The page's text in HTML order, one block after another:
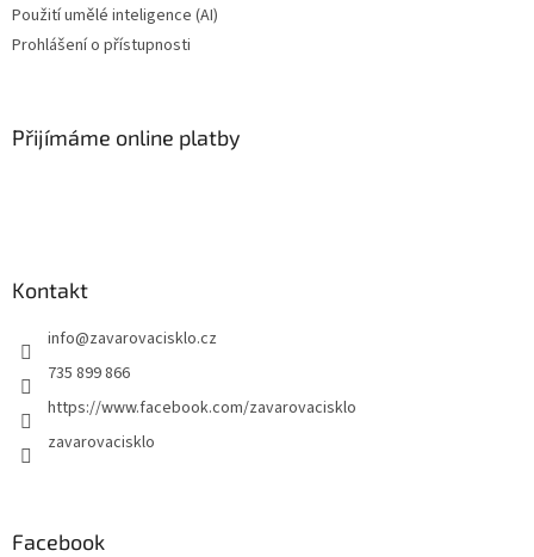
Použití umělé inteligence (AI)
Prohlášení o přístupnosti
Přijímáme online platby
Kontakt
info@zavarovacisklo.cz
735 899 866
https://www.facebook.com/zavarovacisklo
zavarovacisklo
Facebook